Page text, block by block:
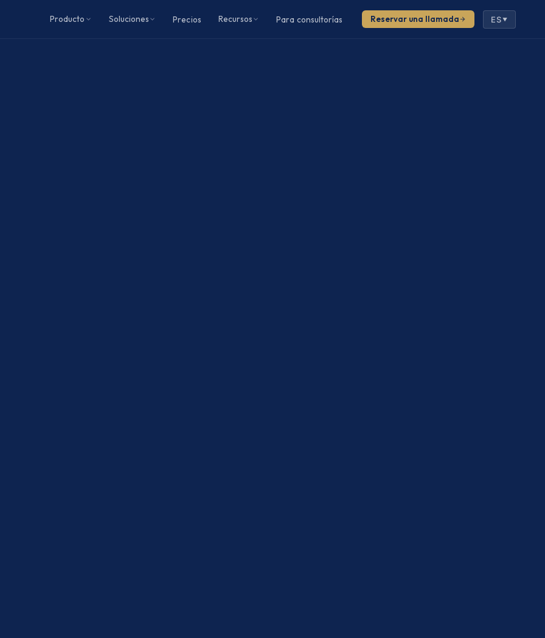
Producto Soluciones Precios Recursos Para consultorías Reservar una llamada ES ▼